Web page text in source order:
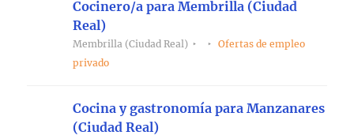
Cocinero/a para Membrilla (Ciudad
Real)
Membrilla (Ciudad Real)
Ofertas de empleo
privado
Cocina y gastronomía para Manzanares
(Ciudad Real)